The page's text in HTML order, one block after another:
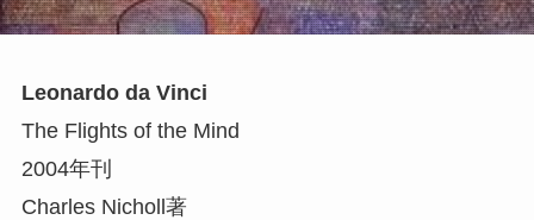
Leonardo da Vinci
The Flights of the Mind
2004年刊
Charles Nicholl著